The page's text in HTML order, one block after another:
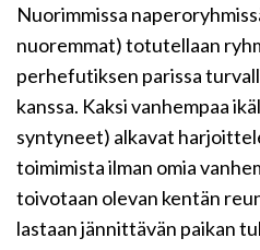
Nuorimmissa
nuoremmat) totutellaan
perhefutiksen parissa
kanssa. Kaksi vanhempaa
syntyneet) alkavat
toimimista ilman omia
toivotaan olevan kentän
lastaan jännittävän paikan